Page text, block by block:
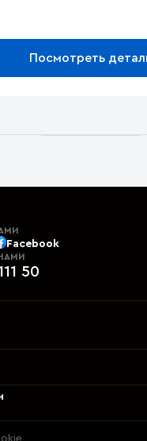
Посмотреть
Facebook
50